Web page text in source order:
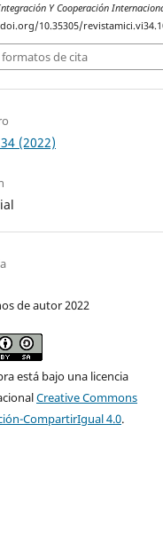
Y Cooperación
10.35305/
formatos de cita
(2022)
de autor 2022
está bajo una licencia
Creative Commons
CompartirIgual 4.0.